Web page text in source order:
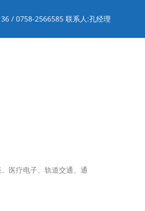
/ 0758-2566585 联系人:孔经理
医疗电子、轨道交通、通